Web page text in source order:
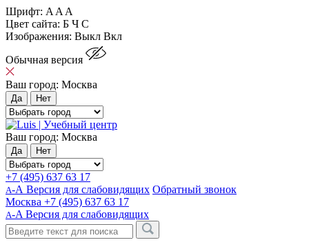
Шрифт: A A A
Цвет сайта: Б Ч С
Изображения: Выкл Вкл
Обычная версия
Ваш город: Москва
Да Нет
Ваш город: Москва
Да Нет
+7 (495) 637 63 17
А-А Версия для слабовидящих Обратный звонок
Москва +7 (495) 637 63 17
A-A Версия для слабовидящих